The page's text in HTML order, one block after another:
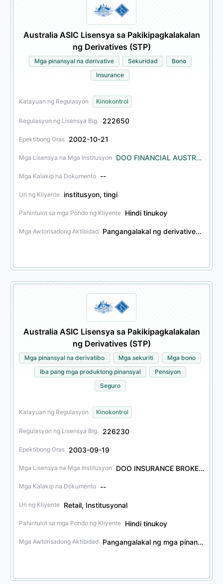
Australia ASIC Lisensya sa Pakikipagkalakalan
ng Derivatives (STP)
Mga pinansyal na derivative Sekuridad
Bono
Insurance
Katayuan ng Regulasyon Kinokontrol
Regulasyon ng Lisensya Blg. 222650
Epektibong Oras 2002-10-21
Mga Lisensya na Mga Institusyon DOO FINANCIAL AUSTRALIA LIMITED
Mga Kalakip na Dokumento --
Uri ng Kliyente institusyon, tingi
Pahintulot sa mga Pondo ng Kliyente Hindi tinukoy
Mga Awtorisadong Aktibidad Pangangalakal ng derivative、Payo sa pamumuhunan ng derivative、Pangangalakal ng seguridad、Payo sa pamumuhunan ng seguridad、Pangangalakal ng bono、Payo sa pamumuhunan ng bono、Pangangalakal ng insurance、Serbisyo ng trust
Australia ASIC Lisensya sa Pakikipagkalakalan
ng Derivatives (STP)
Mga pinansyal na derivatibo Mga sekuriti
Mga bono
Iba pang mga produktong pinansyal
Pensiyon
Seguro
Katayuan ng Regulasyon Kinokontrol
Regulasyon ng Lisensya Blg. 226230
Epektibong Oras 2003-09-19
Mga Lisensya na Mga Institusyon DOO INSURANCE BROKER AU PTY LTD
Mga Kalakip na Dokumento --
Uri ng Kliyente Retail, Institusyonal
Pahintulot sa mga Pondo ng Kliyente Hindi tinukoy
Mga Awtorisadong Aktibidad Pangangalakal ng mga pinansyal na derivatibo, Pagkonsulta sa pamumuhunan sa mga pinansyal na derivatibo, Pangangalakal ng mga sekuriti, Pagkonsulta sa pamumuhunan sa mga sekuriti, Pangangalakal ng mga bono, Pagkonsulta sa pamumuhunan sa mga bono, Pangangalakal ng iba pang mga produktong pinansyal, Pagkonsulta sa pamumuhunan sa iba pang mga produktong pinansyal, Pangangalakal ng seguro, Pagkonsulta sa pamumuhunan sa seguro, Pagkonsulta sa pamumuhunan sa pensiyon, Pamamahala ng ari-arian ng pensiyon